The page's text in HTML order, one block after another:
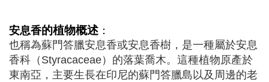
安息香的植物概述 ：
也稱為蘇門答臘安息香或安息香樹，是一種屬於安息
香科（Styracaceae）的落葉喬木。這種植物原產於
東南亞，主要生長在印尼的蘇門答臘島以及周邊的老